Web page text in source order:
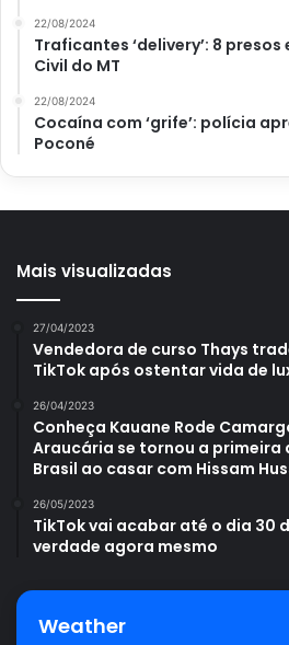
modo de preparo
laranja
22/08/2024
Traficantes ‘delivery’: 8
Civil do MT
22/08/2024
Cocaína com ‘grife’: polícia
Poconé
Mais visualizadas
27/04/2023
Vendedora de curso Thays
TikTok após ostentar vida de
26/04/2023
Conheça Kauane Rode
Araucária se tornou a primeira
Brasil ao casar com Hissam
26/05/2023
TikTok vai acabar até o dia 30
verdade agora mesmo
Weather